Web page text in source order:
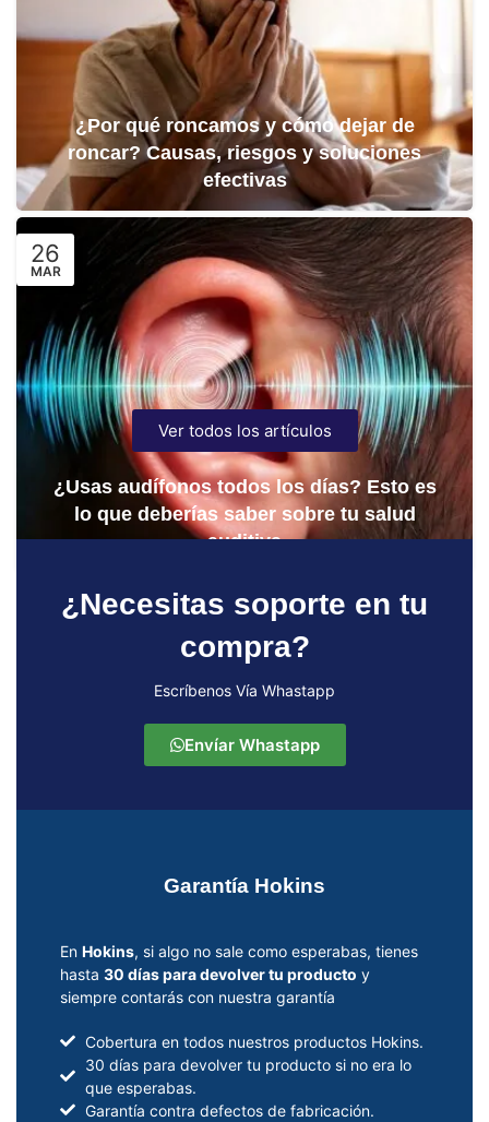
¿Por qué roncamos y cómo dejar de
roncar? Causas, riesgos y soluciones
efectivas
26
MAR
¿Usas audífonos todos los días? Esto es
lo que deberías saber sobre tu salud
auditiva
Ver todos los artículos
¿Necesitas soporte en tu
compra?
Escríbenos Vía Whastapp
Envíar Whastapp
Garantía Hokins
En Hokins, si algo no sale como esperabas, tienes
hasta 30 días para devolver tu producto y
siempre contarás con nuestra garantía
Cobertura en todos nuestros productos Hokins.
30 días para devolver tu producto si no era lo
que esperabas.
Garantía contra defectos de fabricación.